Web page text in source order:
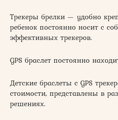
Трекеры брелки — удобно
ребенок постоянно носит с
эффективных трекеров.
GPS браслет постоянно
Детские браслеты с GPS
стоимости, представлены в
решениях.